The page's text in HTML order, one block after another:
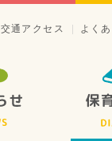
交通アクセス よく